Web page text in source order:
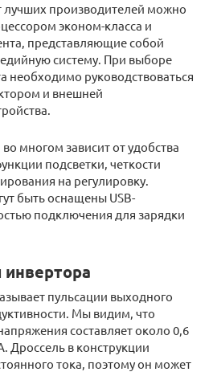
производителей можно
эконом-класса и
представляющие собой
систему. При выборе
необходимо руководствоваться
и внешней
многом зависит от удобства
подсветки, четкости
на регулировку.
быть оснащены USB-
подключения для зарядки
пульсации выходного
Мы видим, что
составляет около 0,6
Дроссель в конструкции
тока, поэтому он может